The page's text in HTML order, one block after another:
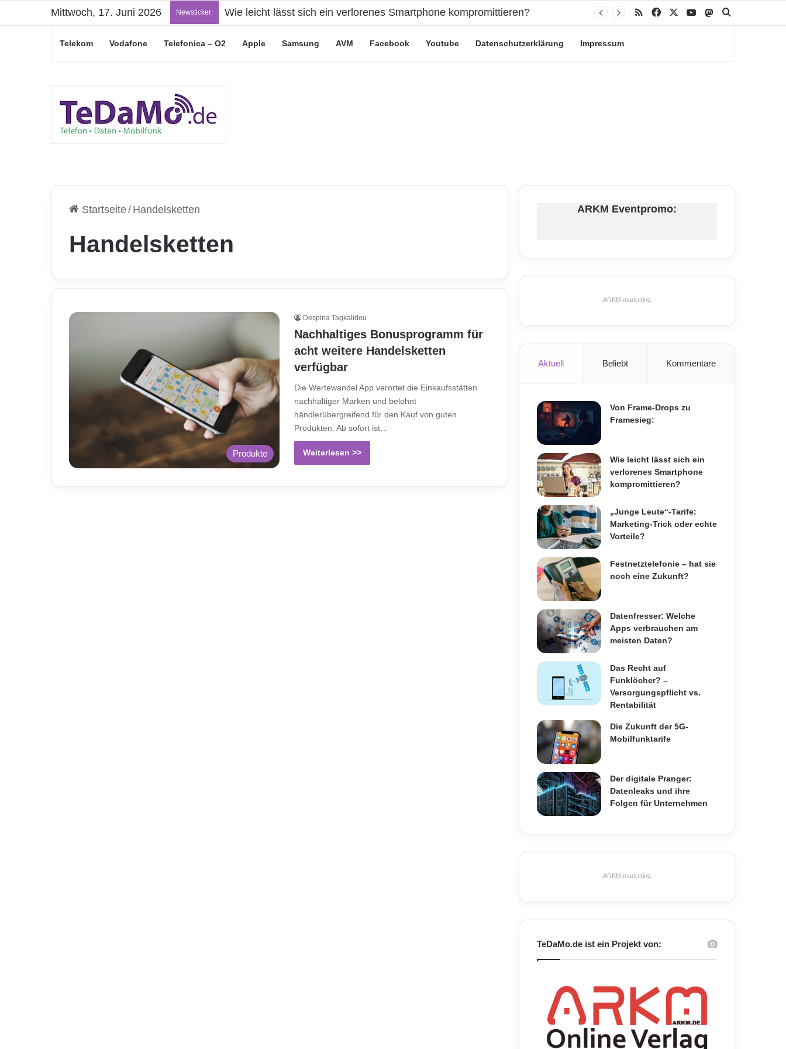
Mittwoch, 17. Juni 2026 Newsticker: Wie leicht lässt sich ein verlorenes Smartphone kompromittieren? RSS Facebook YouTubeMastodon
Telekom Vodafone Telefonica – O2 Apple Samsung AVM Facebook Youtube Datenschutzerklärung Impressum
Startseite/ Handelsketten
Handelsketten
Produkte
Despina Tagkalidou
Nachhaltiges Bonusprogramm für
acht weitere Handelsketten
verfügbar
Die Wertewandel App verortet die Einkaufsstätten
nachhaltiger Marken und belohnt
händlerübergreifend für den Kauf von guten
Produkten. Ab sofort ist…
Weiterlesen >>
ARKM Eventpromo:
ARKM.marketing
Aktuell Beliebt Kommentare
Von Frame-Drops zu
Framesieg:
Wie leicht lässt sich ein
verlorenes Smartphone
kompromittieren?
„Junge Leute“-Tarife:
Marketing-Trick oder echte
Vorteile?
Festnetztelefonie – hat sie
noch eine Zukunft?
Datenfresser: Welche
Apps verbrauchen am
meisten Daten?
Das Recht auf
Funklöcher? –
Versorgungspflicht vs.
Rentabilität
Die Zukunft der 5G-
Mobilfunktarife
Der digitale Pranger:
Datenleaks und ihre
Folgen für Unternehmen
ARKM.marketing
TeDaMo.de ist ein Projekt von: